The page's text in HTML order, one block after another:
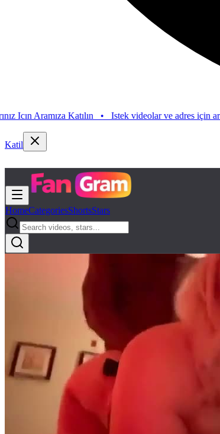
Katılın•Istek videolar ve adres için aramıza
Katil
HomeCategoriesShortsStars